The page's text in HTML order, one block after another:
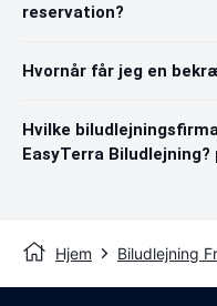
reservation?
Hvornår får jeg en
Hvilke
EasyTerra
Hjem Biludlejning